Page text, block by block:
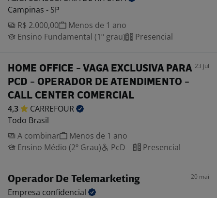
Campinas - SP
R$ 2.000,00
Menos de 1 ano
Ensino Fundamental (1º grau)
Presencial
HOME OFFICE - VAGA EXCLUSIVA PARA
PCD - OPERADOR DE ATENDIMENTO -
CALL CENTER COMERCIAL
23 jul
4,3
CARREFOUR
Todo Brasil
A combinar
Menos de 1 ano
Ensino Médio (2º Grau)
PcD Presencial
Operador De Telemarketing 20 mai
Empresa confidencial